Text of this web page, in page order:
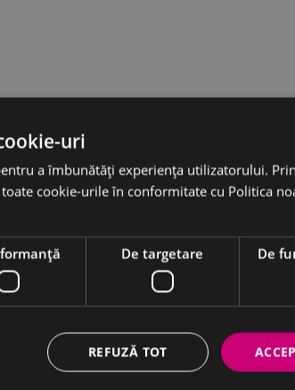
mondial. Este orientat catre productia,
uri
a îmbunătăți experiența utilizatorului.
cookie-urile în conformitate cu Politica
De targetare De
REFUZĂ TOT